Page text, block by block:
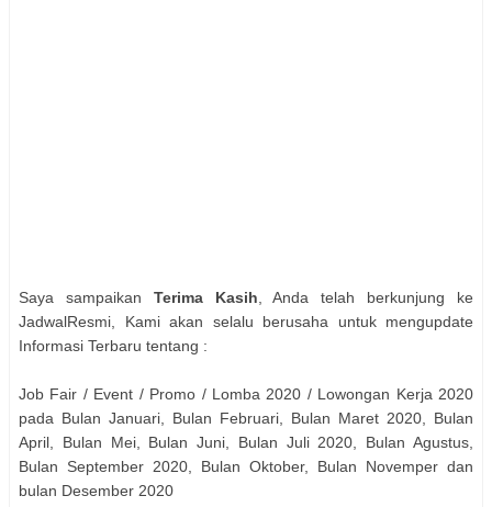
Saya sampaikan Terima Kasih , Anda telah berkunjung ke
JadwalResmi, Kami akan selalu berusaha untuk mengupdate
Informasi Terbaru tentang :
Job Fair / Event / Promo / Lomba 2020 / Lowongan Kerja 2020
pada Bulan Januari, Bulan Februari, Bulan Maret 2020, Bulan
April, Bulan Mei, Bulan Juni, Bulan Juli 2020, Bulan Agustus,
Bulan September 2020, Bulan Oktober, Bulan Novemper dan
bulan Desember 2020